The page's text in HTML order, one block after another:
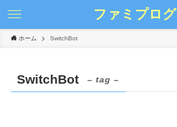
ファミプログ
ホーム SwitchBot
SwitchBot – tag –